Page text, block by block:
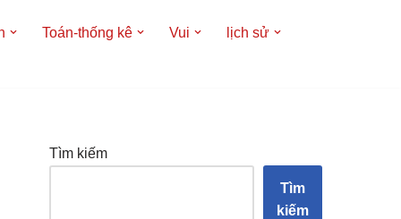
Toán-thống kê Vui
lịch sử
Tìm kiếm
Tìm
kiếm